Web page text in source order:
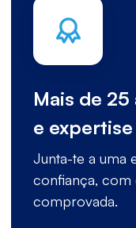
Mais de
e expertise
Junta-te a uma
confiança, com
comprovada.